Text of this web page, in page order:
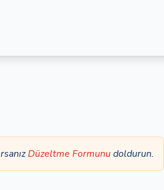
Düzeltme Formunudoldurun.